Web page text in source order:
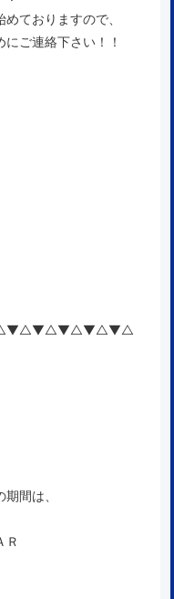
ておりますので、
ご連絡下さい！！
期間は、
Ｒ